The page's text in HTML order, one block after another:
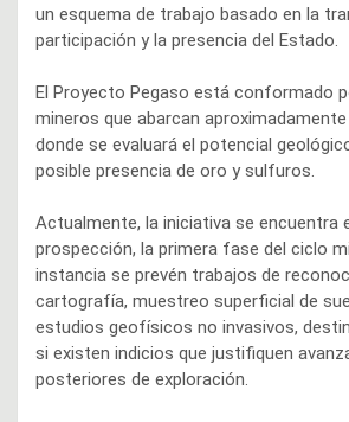
un esquema de trabajo basado en la
participación y la presencia del Estado.
El Proyecto Pegaso está conformado
mineros que abarcan
donde se evaluará el potencial
posible presencia de oro y sulfuros.
Actualmente, la iniciativa se encuentra
prospección, la primera fase del ciclo
instancia se prevén trabajos de
cartografía, muestreo superficial de
estudios geofísicos no invasivos,
si existen indicios que justifiquen
posteriores de exploración.